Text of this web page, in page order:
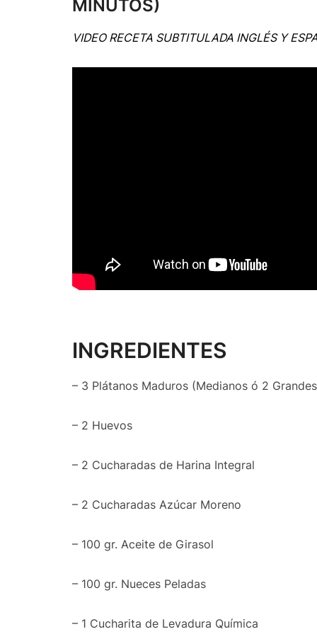
MINUTOS)
VIDEO RECETA SUBTITULADA INGLÉS Y
INGREDIENTES
– 3 Plátanos Maduros (Medianos ó 2
– 2 Huevos
– 2 Cucharadas de Harina Integral
– 2 Cucharadas Azúcar Moreno
– 100 gr. Aceite de Girasol
– 100 gr. Nueces Peladas
– 1 Cucharita de Levadura Química